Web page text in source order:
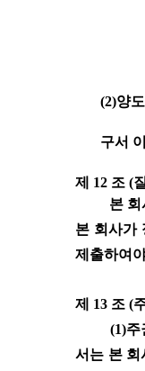
(2)양도
구서 이
제 12 조 (
본
본 회사
제출하여
제 13 조 (
(1)주권
서는 본